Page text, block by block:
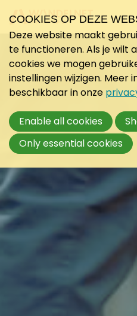
COOKIES OP DEZE
Deze website maakt
te functioneren. Als je wilt
cookies we mogen
instellingen wijzigen. Meer
beschikbaar in onze
Enable all cookies
Only essential cookies